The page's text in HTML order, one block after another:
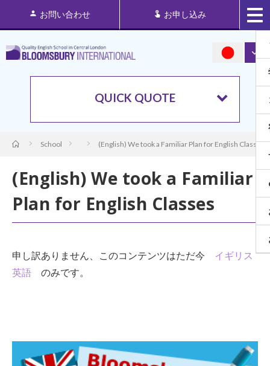
お問い合わせ お申し込み
QUICK QUOTE
School (English) We took a Familiar Plan for English Classes
(English) We took a Familiar
Plan for English Classes
申し訳ありません、このコンテンツはただ今 イギリス
英語 のみです。